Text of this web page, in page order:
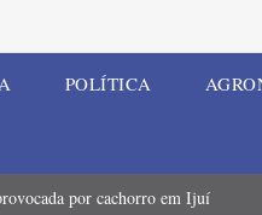
POLÍTICA
por cachorro em Ijuí